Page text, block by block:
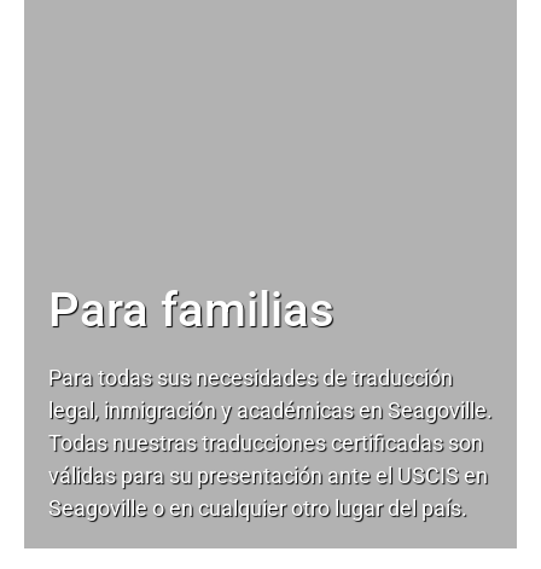
Para familias
Para todas sus necesidades detraducción
legal, inmigración y académicas en Seagoville.
Todas nuestras traducciones certificadas son
válidas para su presentación ante el USCIS en
Seagoville o en cualquier otro lugar del país.